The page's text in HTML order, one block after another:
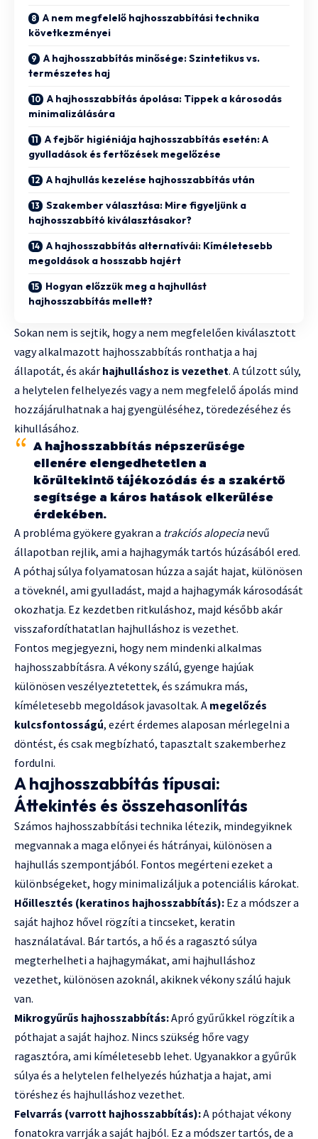
A nem megfelelő hajhosszabbítási technika
következményei
A hajhosszabbítás minősége: Szintetikus vs.
természetes haj
A hajhosszabbítás ápolása: Tippek a károsodás
minimalizálására
A fejbőr higiéniája hajhosszabbítás esetén: A
gyulladások és fertőzések megelőzése
A hajhullás kezelése hajhosszabbítás után
Szakember választása: Mire figyeljünk a
hajhosszabbító kiválasztásakor?
A hajhosszabbítás alternatívái: Kíméletesebb
megoldások a hosszabb hajért
Hogyan előzzük meg a hajhullást
hajhosszabbítás mellett?
Sokan nem is sejtik, hogy a nem megfelelően kiválasztott
vagy alkalmazott hajhosszabbítás ronthatja a haj
állapotát, és akár hajhulláshoz is vezethet. A túlzott súly,
a helytelen felhelyezés vagy a nem megfelelő ápolás mind
hozzájárulhatnak a haj gyengüléséhez, töredezéséhez és
kihullásához.
A hajhosszabbítás népszerűsége
ellenére elengedhetetlen a
körültekintő tájékozódás és a szakértő
segítsége a káros hatások elkerülése
érdekében.
A probléma gyökere gyakran a trakciós alopecianevű
állapotban rejlik, ami a hajhagymák tartós húzásából ered.
A póthaj súlya folyamatosan húzza a saját hajat, különösen
a töveknél, ami gyulladást, majd a hajhagymák károsodását
okozhatja. Ez kezdetben ritkuláshoz, majd később akár
visszafordíthatatlan hajhulláshoz is vezethet.
Fontos megjegyezni, hogy nem mindenki alkalmas
hajhosszabbításra. A vékony szálú, gyenge hajúak
különösen veszélyeztetettek, és számukra más,
kíméletesebb megoldások javasoltak. A megelőzés
kulcsfontosságú, ezért érdemes alaposan mérlegelni a
döntést, és csak megbízható, tapasztalt szakemberhez
fordulni.
A hajhosszabbítás típusai:
Áttekintés és összehasonlítás
Számos hajhosszabbítási technika létezik, mindegyiknek
megvannak a maga előnyei és hátrányai, különösen a
hajhullás szempontjából. Fontos megérteni ezeket a
különbségeket, hogy minimalizáljuk a potenciális károkat.
Hőillesztés (keratinos hajhosszabbítás): Ez a módszer a
saját hajhoz hővel rögzíti a tincseket, keratin
használatával. Bár tartós, a hő és a ragasztó súlya
megterhelheti a hajhagymákat, ami hajhulláshoz
vezethet, különösen azoknál, akiknek vékony szálú hajuk
van.
Mikrogyűrűs hajhosszabbítás:Apró gyűrűkkel rögzítik a
póthajat a saját hajhoz. Nincs szükség hőre vagy
ragasztóra, ami kíméletesebb lehet. Ugyanakkor a gyűrűk
súlya és a helytelen felhelyezés húzhatja a hajat, ami
töréshez és hajhulláshoz vezethet.
Felvarrás (varrott hajhosszabbítás):A póthajat vékony
fonatokra varrják a saját hajból. Ez a módszer tartós, de a